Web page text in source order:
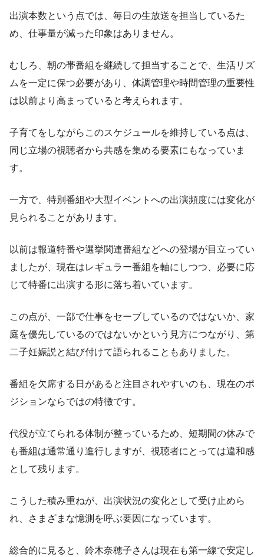
出演本数という点では、毎日の生放送を担当しているた
め、仕事量が減った印象はありません。
むしろ、朝の帯番組を継続して担当することで、生活リズ
ムを一定に保つ必要があり、体調管理や時間管理の重要性
は以前より高まっていると考えられます。
子育てをしながらこのスケジュールを維持している点は、
同じ立場の視聴者から共感を集める要素にもなっていま
す。
一方で、特別番組や大型イベントへの出演頻度には変化が
見られることがあります。
以前は報道特番や選挙関連番組などへの登場が目立ってい
ましたが、現在はレギュラー番組を軸にしつつ、必要に応
じて特番に出演する形に落ち着いています。
この点が、一部で仕事をセーブしているのではないか、家
庭を優先しているのではないかという見方につながり、第
二子妊娠説と結び付けて語られることもありました。
番組を欠席する日があると注目されやすいのも、現在のポ
ジションならではの特徴です。
代役が立てられる体制が整っているため、短期間の休みで
も番組は通常通り進行しますが、視聴者にとっては違和感
として残ります。
こうした積み重ねが、出演状況の変化として受け止めら
れ、さまざまな憶測を呼ぶ要因になっています。
総合的に見ると、鈴木奈穂子さんは現在も第一線で安定し